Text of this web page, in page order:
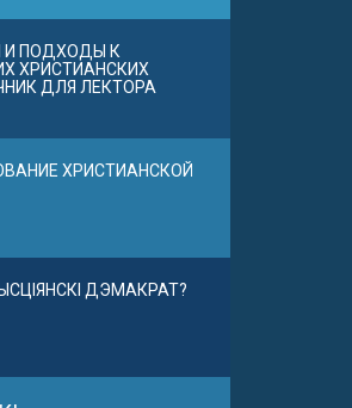
И ПОДХОДЫ К
ХРИСТИАНСКИХ
ДЛЯ ЛЕКТОРА
ХРИСТИАНСКОЙ
ДЭМАКРАТ?